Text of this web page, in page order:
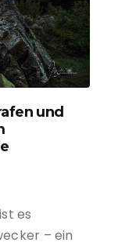
und
es
– ein